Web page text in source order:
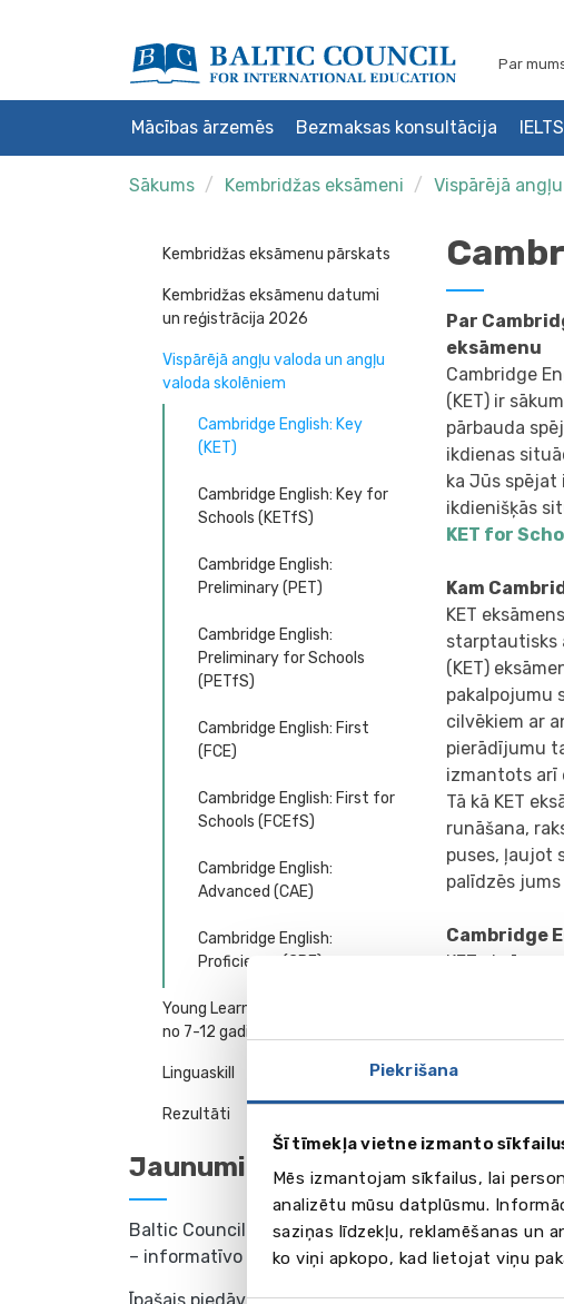
Piekrišana
Šī tīmekļa vietne izmanto
Mēs izmantojam sīkfailus, lai
analizētu mūsu datplūsmu.
saziņas līdzekļu, reklamēšanas un
ko viņi apkopo, kad lietojat viņu
Par
Mācības ārzemēs Bezmaksas konsultācija IELTS
Sākums Kembridžas eksāmeni Vispārējā
Kembridžas eksāmenu pārskats
Kembridžas eksāmenu datumi
un reģistrācija 2026
Vispārējā angļu valoda un angļu
valoda skolēniem
Cambridge English: Key
(KET)
Cambridge English: Key for
Schools (KETfS)
Cambridge English:
Preliminary (PET)
Cambridge English:
Preliminary for Schools
(PETfS)
Cambridge English: First
(FCE)
Cambridge English: First for
Schools (FCEfS)
Cambridge English:
Advanced (CAE)
Cambridge English:
Proficiency (CPE)
Young Learners: Testi bērniem
no 7-12 gadiem
Linguaskill
Rezultāti
Jaunumi
Baltic Council Vasaras akadēmija
– informatīvo tikšanos cikls
Par
eksāmenu
Cambridge
(KET) ir
pārbauda
ikdienas
ka Jūs
ikdienišķās
KET for
Kam
KET
starptautisks
(KET)
pakalpojumu
cilvēkiem ar
pierādījumu
izmantots arī
Tā kā KET
runāšana,
puses, ļaujot
palīdzēs
Cambridge
KET
pierādījums
jums
eksāmeniem,
First (FCE)
A2 līmenis
Šajā līmenī
un lūgumi,
pastkartītes.